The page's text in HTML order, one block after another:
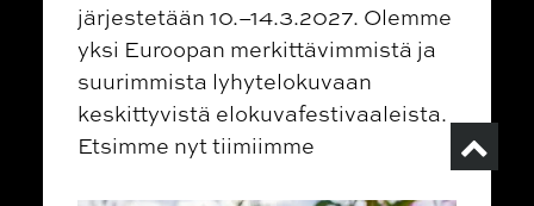
järjestetään 10.–14.3.2027. Olemme
yksi Euroopan merkittävimmistä ja
suurimmista lyhytelokuvaan
keskittyvistä elokuvafestivaaleista.
Etsimme nyt tiimiimme